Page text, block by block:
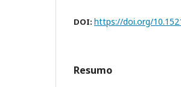
DOI: https://doi.org/
Resumo